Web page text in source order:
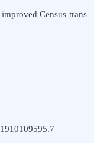
Census trans